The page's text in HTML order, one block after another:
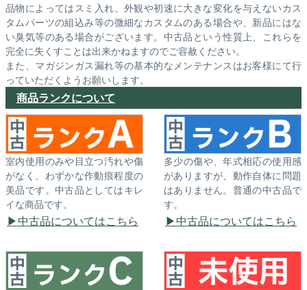
品物によってはスミ入れ、外観や初速に大きな変化を与えないカス
タムパーツの組込み等の微細なカスタムのある場合や、新品にはな
い臭気等のある場合がございます。中古品という性質上、これらを
完全に失くすことは出来かねますのでご容赦ください。
また、マガジンガス漏れ等の基本的なメンテナンスはお客様にて行
っていただくようお願いします。
商品ランクについて
室内使用のみや目立つ汚れや傷
がなく、わずかな作動痕程度の
美品です。中古品としてはキレ
イな商品です。
中古品についてはこちら
多少の傷や、年式相応の使用感
がありますが、動作自体に問題
はありません。普通の中古品で
す。
中古品についてはこちら